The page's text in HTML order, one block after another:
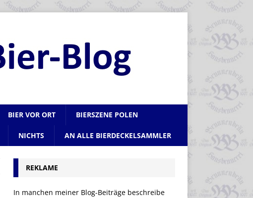
BIER VOR ORT BIERSZENE POLEN
NICHTS AN ALLE BIERDECKELSAMMLER
REKLAME
In manchen meiner Blog-Beiträge beschreibe